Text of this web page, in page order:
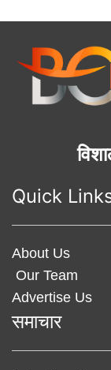
Quick
About Us
Our Team
Advertise Us
समाचार